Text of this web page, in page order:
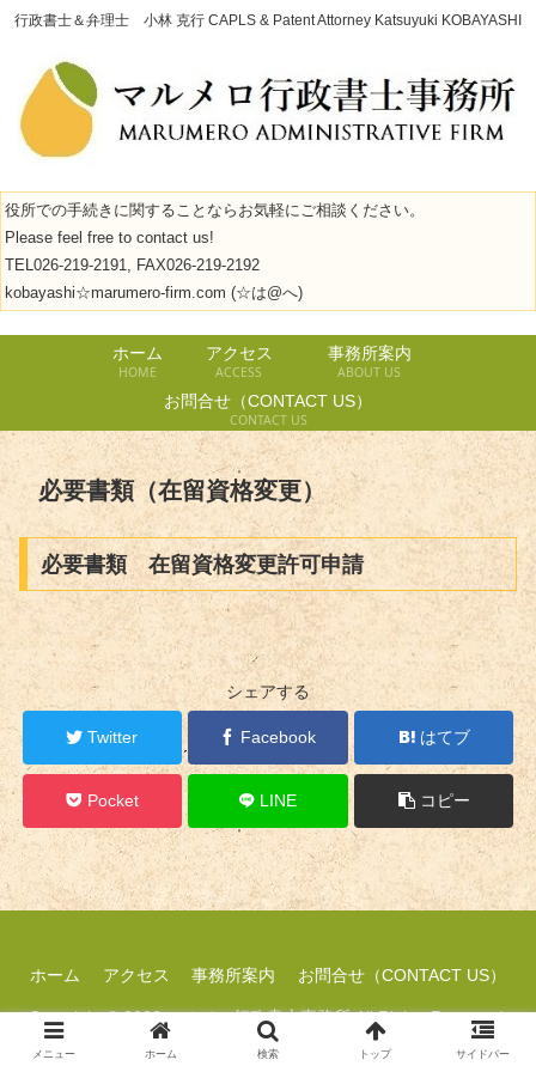
行政書士＆弁理士 小林 克行 CAPLS & Patent Attorney Katsuyuki KOBAYASHI
役所での手続きに関することならお気軽にご相談ください。
Please feel free to contact us!
TEL026-219-2191, FAX026-219-2192
kobayashi☆marumero-firm.com (☆は@へ)
ホーム
HOME
アクセス
ACCESS
事務所案内
ABOUT US
お問合せ（CONTACT US）
CONTACT US
必要書類（在留資格変更）
必要書類 在留資格変更許可申請
シェアする
Twitter Facebook はてブ
Pocket LINE コピー
ホーム アクセス 事務所案内 お問合せ（CONTACT US）
Copyright © 2023 マルメロ行政書士事務所 All Rights Reserved.
メニュー ホーム 検索 トップ サイドバー